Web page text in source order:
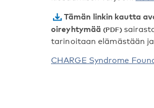
Tämän linkin kautta
oireyhtymää
tarinoitaan elämästään
CHARGE Syndrome